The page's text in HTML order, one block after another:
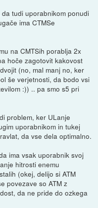
tudi uporabnikom ponudi
ima CTMSe
na CMTSih porablja 2x
hoče zagotovit kakovost
(no, mal manj no, ker
še verjetnosti, da bodo vsi
:)) .. pa smo s5 pri
problem, ker ULanje
uporabnikom in tukej
da vse dela optimalno.
ima vsak uporabnik svoj
hitrosti enemu
(okej, delijo si ATM
povezave so ATM z
da ne pride do ozkega